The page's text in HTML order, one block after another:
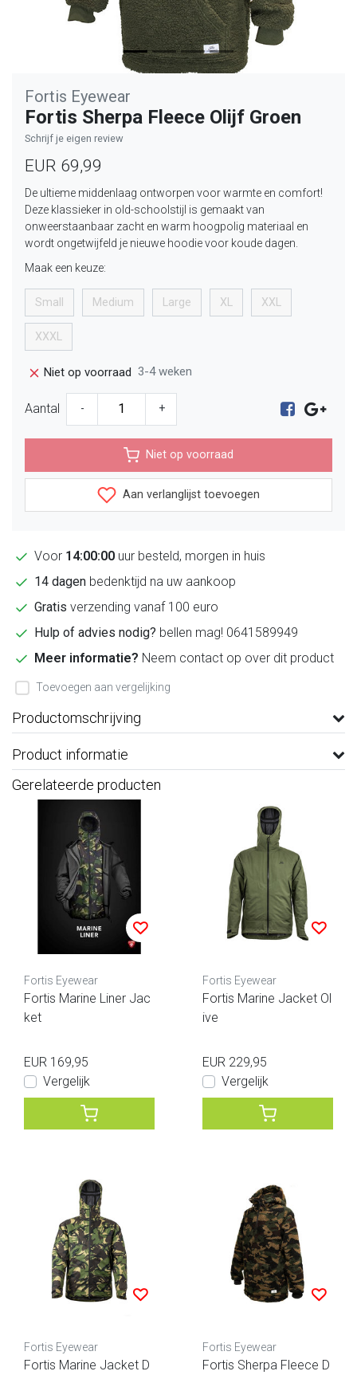
Fortis Eyewear
Fortis Sherpa Fleece Olijf Groen
Schrijf je eigen review
EUR 69,99
De ultieme middenlaag ontworpen voor warmte en comfort!
Deze klassieker in old-schoolstijl is gemaakt van
onweerstaanbaar zacht en warm hoogpolig materiaal en
wordt ongetwijfeld je nieuwe hoodie voor koude dagen.
Maak een keuze:
Small Medium Large XL XXL
XXXL
Niet op voorraad 3-4 weken
Aantal - +
Niet op voorraad
Aan verlanglijst toevoegen
Voor 14:00:00 uur besteld, morgen in huis
14 dagen bedenktijd na uw aankoop
Gratis verzending vanaf 100 euro
Hulp of advies nodig? bellen mag! 0641589949
Meer informatie? Neem contact op over dit product
Toevoegen aan vergelijking
Productomschrijving
Product informatie
Gerelateerde producten
Fortis Eyewear
Fortis Marine Liner Jac
ket
EUR 169,95
Vergelijk
Fortis Eyewear
Fortis Marine Jacket Ol
ive
EUR 229,95
Vergelijk
Fortis Eyewear
Fortis Marine Jacket D
Fortis Eyewear
Fortis Sherpa Fleece D